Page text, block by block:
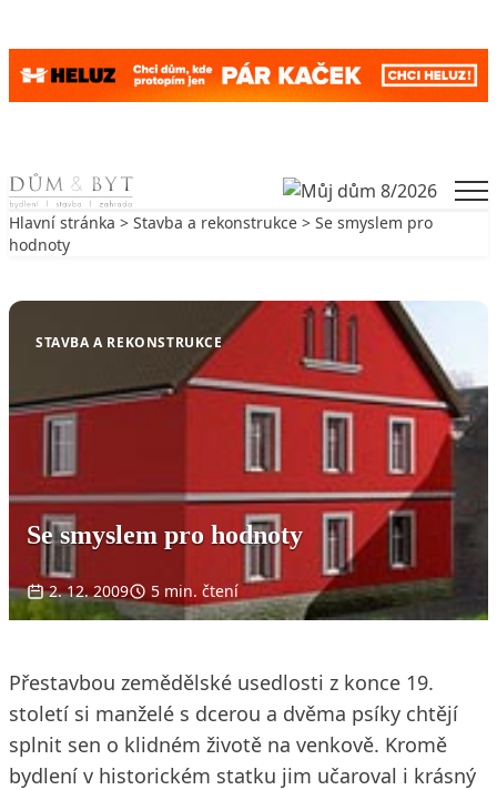
Skip to content
Hlavní stránka > Stavba a rekonstrukce > Se smyslem pro
hodnoty
STAVBA A REKONSTRUKCE
Se smyslem pro hodnoty
2. 12. 2009 5 min. čtení
Přestavbou zemědělské usedlosti z konce 19.
století si manželé s dcerou a dvěma psíky chtějí
splnit sen o klidném životě na venkově. Kromě
bydlení v historickém statku jim učaroval i krásný